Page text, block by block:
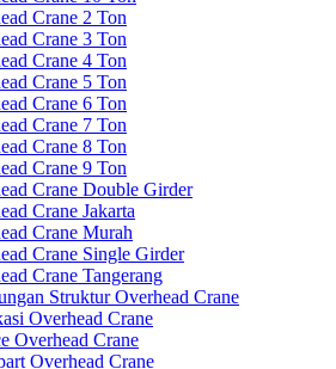
Crane 2 Ton
Crane 3 Ton
Crane 4 Ton
Crane 5 Ton
Crane 6 Ton
Crane 7 Ton
Crane 8 Ton
Crane 9 Ton
Crane Double Girder
Crane Jakarta
Crane Murah
Crane Single Girder
Crane Tangerang
Struktur Overhead Crane
Overhead Crane
Overhead Crane
Overhead Crane